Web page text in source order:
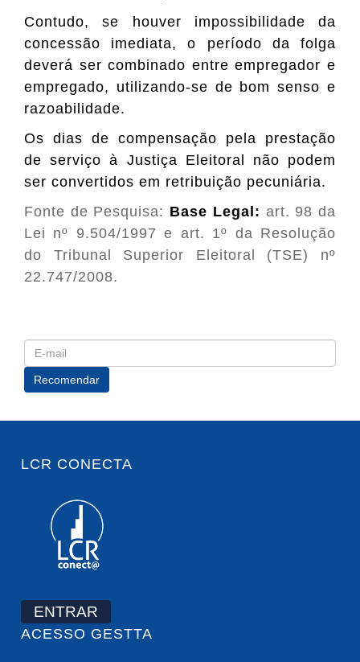
Contudo, se houver impossibilidade da
concessão imediata, o período da folga
deverá ser combinado entre empregador e
empregado, utilizando-se de bom senso e
razoabilidade.
Os dias de compensação pela prestação
de serviço à Justiça Eleitoral não podem
ser convertidos em retribuição pecuniária.
Fonte de Pesquisa: Base Legal: art. 98 da
Lei nº 9.504/1997 e art. 1º da Resolução
do Tribunal Superior Eleitoral (TSE) nº
22.747/2008.
LCR CONECTA
ENTRAR
ACESSO GESTTA